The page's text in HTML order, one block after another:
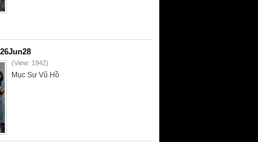
(View: 1942)
Mục Sư Vũ Hồ